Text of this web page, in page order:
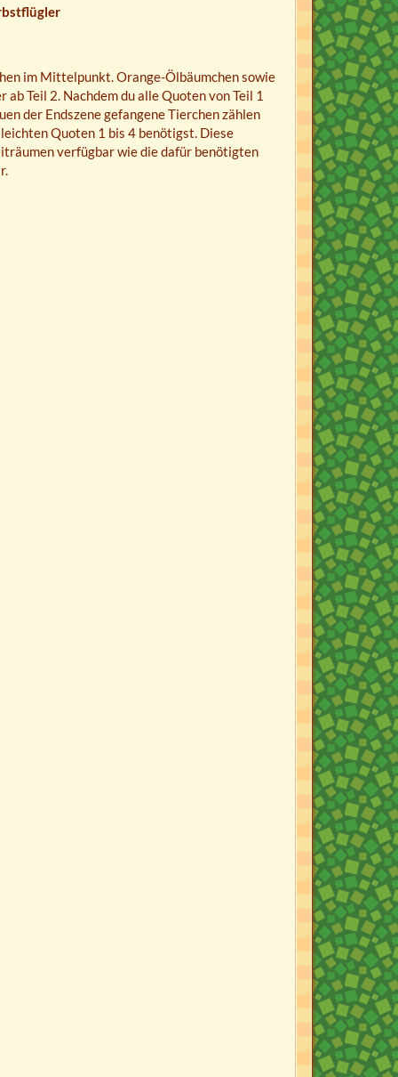
im Mittelpunkt. Orange-Ölbäumchen sowie
Teil 2. Nachdem du alle Quoten von Teil 1
der Endszene gefangene Tierchen zählen
Quoten 1 bis 4 benötigst. Diese
verfügbar wie die dafür benötigten